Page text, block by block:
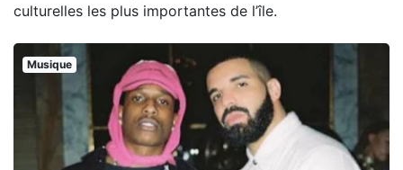
culturelles les plus importantes de l’île.
Musique